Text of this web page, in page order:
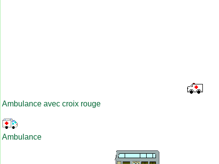
Ambulance avec croix rouge
Ambulance